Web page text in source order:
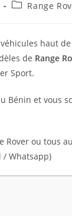
PostRange
haut
de Range
Sport.
Bénin et vous
Rover ou tous
/ Whatsapp)